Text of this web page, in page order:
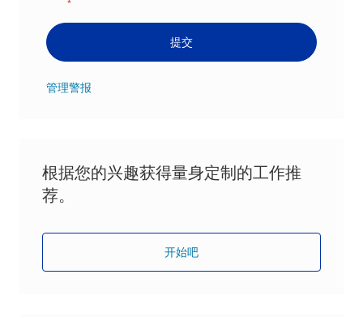
*
提交
管理警报
根据您的兴趣获得量身定制的工作推
荐。
开始吧